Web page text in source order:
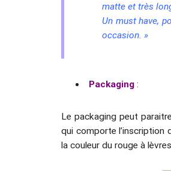
matte et très
Un must have,
occasion. »
Packaging :
Le packaging peut
qui comporte l’inscription
la couleur du rouge à